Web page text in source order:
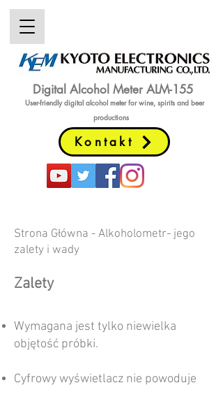
Digital Alcohol Meter ALM-155
User-friendly digital alcohol meterfor wine, spirits and beer
productions
Kontakt
Strona Główna - Alkoholometr- jego
zalety i wady
Zalety
Wymagana jest tylko niewielka
objętość próbki.
Cyfrowy wyświetlacz nie powoduje